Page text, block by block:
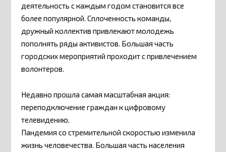
деятельность с каждым годом становится все
более популярной. Сплоченность команды,
дружный коллектив привлекают молодежь
пополнять ряды активистов. Большая часть
городских мероприятий проходит с привлечением
волонтеров.
Недавно прошла самая масштабная акция:
переподключение граждан к цифровому
телевидению.
Пандемия со стремительной скоростью изменила
жизнь человечества. Большая часть населения